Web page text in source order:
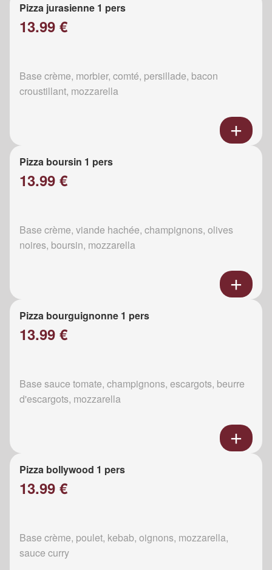
Pizza jurasienne 1 pers
13.99 €
Base crème, morbier, comté, persillade, bacon
croustillant, mozzarella
Pizza boursin 1 pers
13.99 €
Base crème, viande hachée, champignons, olives
noires, boursin, mozzarella
Pizza bourguignonne 1 pers
13.99 €
Base sauce tomate, champignons, escargots, beurre
d'escargots, mozzarella
Pizza bollywood 1 pers
13.99 €
Base crème, poulet, kebab, oignons, mozzarella,
sauce curry